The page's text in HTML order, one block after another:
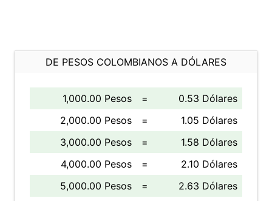
DE PESOS COLOMBIANOS A DÓLARES
1,000.00 Pesos =
0.53 Dólares
2,000.00 Pesos
=
1.05 Dólares
3,000.00 Pesos
=
1.58 Dólares
4,000.00 Pesos
=
2.10 Dólares
5,000.00 Pesos
=
2.63 Dólares